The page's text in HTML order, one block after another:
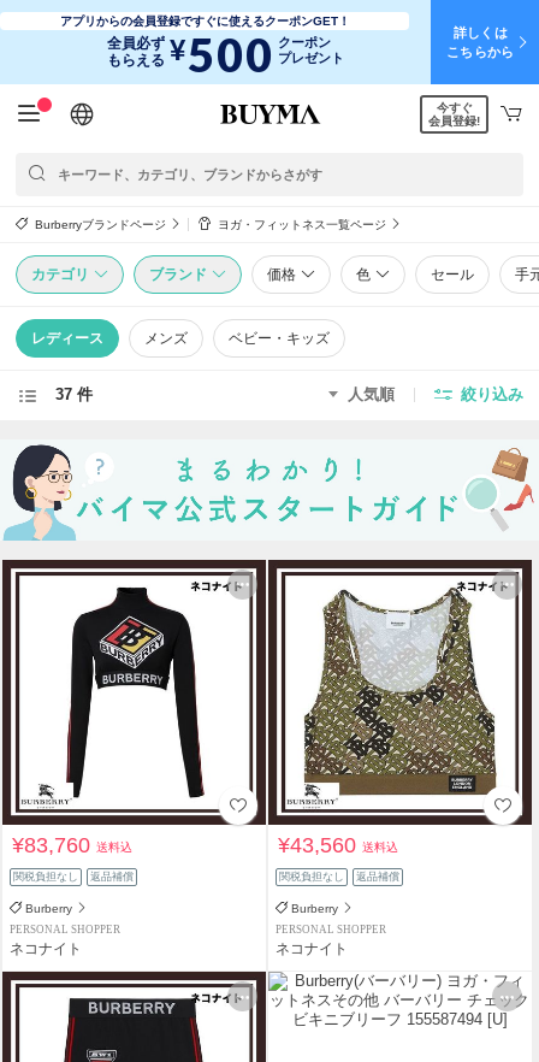
アプリからの会員登録ですぐに使えるクーポンGET！
全員必ず
もらえる ¥500 クーポン
プレゼント
詳しくは
こちらから
日本語
English
简体中文
繁體中文
今すぐ
会員登録!
Burberryブランドページ ヨガ・フィットネス一覧ページ
カテゴリ ブランド 価格 色 セール 手
レディース メンズ ベビー・キッズ
37 件 人気順 絞り込み
¥83,760送料込
関税負担なし 返品補償
Burberry
PERSONAL SHOPPER
ネコナイト
¥43,560送料込
関税負担なし 返品補償
Burberry
PERSONAL SHOPPER
ネコナイト